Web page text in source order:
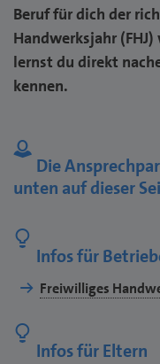
Beruf für dich der
Handwerksjahr
lernst du direkt
kennen.
Die
unten auf dieser
Infos für
Freiwilliges
Infos für Eltern